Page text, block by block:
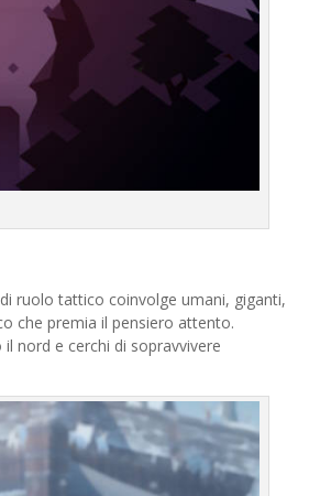
ruolo tattico coinvolge umani, giganti,
che premia il pensiero attento.
nord e cerchi di sopravvivere